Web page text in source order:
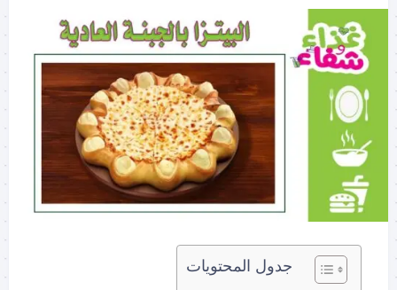
جدول المحتويات